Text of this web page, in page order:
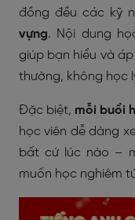
đồng đều các kỹ
vựng. Nội dung
giúp bạn hiểu và
thường, không học
Đặc biệt, mỗi buổi
học viên dễ dàng
bất cứ lúc nào –
muốn học nghiêm